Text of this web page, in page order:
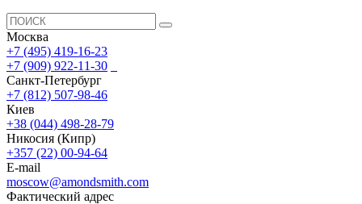
Москва
+7 (495) 419-16-23
+7 (909) 922-11-30
Санкт-Петербург
+7 (812) 507-98-46
Киев
+38 (044) 498-28-79
Никосия (Кипр)
+357 (22) 00-94-64
E-mail
moscow@amondsmith.com
Фактический адрес